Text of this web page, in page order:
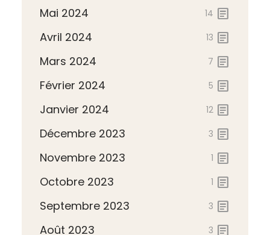
Mai 2024 14 article
Avril 2024 13 article
Mars 2024 7 article
Février 2024 5 article
Janvier 2024 12 article
Décembre 2023 3 article
Novembre 2023 1 article
Octobre 2023 1 article
Septembre 2023 3 article
Août 2023 3 article